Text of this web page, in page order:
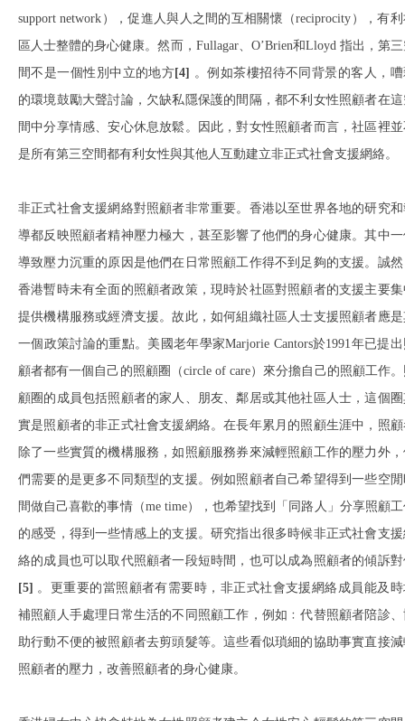
support network），促進人與人之間的互相關懷（reciprocity），有
區人士整體的身心健康。然而，Fullagar、O’Brien和Lloyd 指出，第
間不是一個性別中立的地方[4] 。例如茶樓招待不同背景的客人，
的環境鼓勵大聲討論，欠缺私隱保護的間隔，都不利女性照顧者在
間中分享情感、安心休息放鬆。因此，對女性照顧者而言，社區裡
是所有第三空間都有利女性與其他人互動建立非正式社會支援網絡。
非正式社會支援網絡對照顧者非常重要。香港以至世界各地的研究
導都反映照顧者精神壓力極大，甚至影響了他們的身心健康。其中
導致壓力沉重的原因是他們在日常照顧工作得不到足夠的支援。誠
香港暫時未有全面的照顧者政策，現時於社區對照顧者的支援主要
提供機構服務或經濟支援。故此，如何組織社區人士支援照顧者應
一個政策討論的重點。美國老年學家Marjorie Cantors於1991年已提
顧者都有一個自己的照顧圈（circle of care）來分擔自己的照顧工作
顧圈的成員包括照顧者的家人、朋友、鄰居或其他社區人士，這個
實是照顧者的非正式社會支援網絡。在長年累月的照顧生涯中，照
除了一些實質的機構服務，如照顧服務券來減輕照顧工作的壓力外
們需要的是更多不同類型的支援。例如照顧者自己希望得到一些空
間做自己喜歡的事情（me time），也希望找到「同路人」分享照顧
的感受，得到一些情感上的支援。研究指出很多時候非正式社會支
絡的成員也可以取代照顧者一段短時間，也可以成為照顧者的傾訴
[5] 。更重要的當照顧者有需要時，非正式社會支援網絡成員能及時
補照顧人手處理日常生活的不同照顧工作，例如﹕代替照顧者陪診
助行動不便的被照顧者去剪頭髮等。這些看似瑣細的協助事實直接
照顧者的壓力，改善照顧者的身心健康。